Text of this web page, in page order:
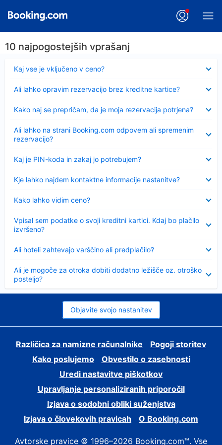
10 najpogostejših vprašanj
Kaj vse je vključeno v ceno?
Ali lahko opravim rezervacijo brez kreditne kartice?
Kako naj se prepričam, da je moja rezervacija potrjena?
Ali lahko na strani Booking.com odpovem ali spremenim
rezervacijo?
Kaj je PIN-koda in zakaj jo potrebujem?
Kje lahko najdem kontaktne informacije nastanitve?
Kako lahko vidim ceno?
Vpisal sem podatke o svoji kreditni kartici. Kdaj bo plačilo
izvršeno?
Ali hoteli zahtevajo varščino ali predplačilo?
Ali je mogoče za otroka dobiti dodatno ležišče oz. otroško
posteljo?
Objavite svojo nastanitev
Različica za namizne računalnike
Pogoji storitev
Kako poslujemo
Obvestilo o zasebnosti
Uredi nastavitve piškotkov
Upravljanje personaliziranih priporočil
Izjava o sodobni obliki suženjstva
Izjava o človekovih pravicah
O Booking.com
Avtorske pravice © 1996–2026 Booking.com™. Vse